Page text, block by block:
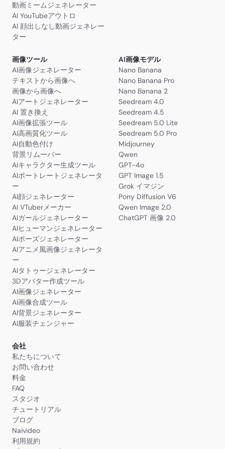
動画ミームジェネレーター
AI YouTubeアウトロ
AI 顔出しなし動画ジェネレー
ター
画像ツール
AI画像ジェネレーター
テキストから画像へ
画像から画像へ
AIアートジェネレーター
AI 置き換え
AI画像拡張ツール
AI高画質化ツール
AI自動色付け
背景リムーバー
AIキャラクター生成ツール
AIポートレートジェネレータ
ー
AI顔ジェネレーター
AI VTuberメーカー
AIガールジェネレーター
AIヒューマンジェネレーター
AIポーズジェネレーター
AIアニメ風画像ジェネレータ
ー
AIタトゥージェネレーター
3Dアバター作成ツール
AI画像ジェネレーター
AI画像合成ツール
AI背景ジェネレーター
AI服装チェンジャー
AI画像モデル
Nano Banana
Nano Banana Pro
Nano Banana 2
Seedream 4.0
Seedream 4.5
Seedream 5.0 Lite
Seedream 5.0 Pro
Midjourney
Qwen
GPT-4o
GPT Image 1.5
Grok イマジン
Pony Diffusion V6
Qwen Image 2.0
ChatGPT 画像 2.0
会社
私たちについて
お問い合わせ
料金
FAQ
スタジオ
チュートリアル
ブログ
Naivideo
利用規約